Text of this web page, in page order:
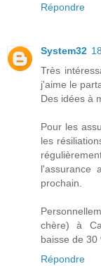
Répondre
System32
Très
j'aime le
Des idées à
Pour les
les
l'assurance
prochain.
chère) à
baisse de 30
Répondre